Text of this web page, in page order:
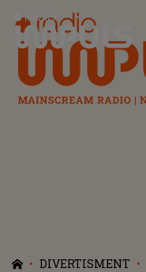
Radio Impuls
DIVERTISMENT